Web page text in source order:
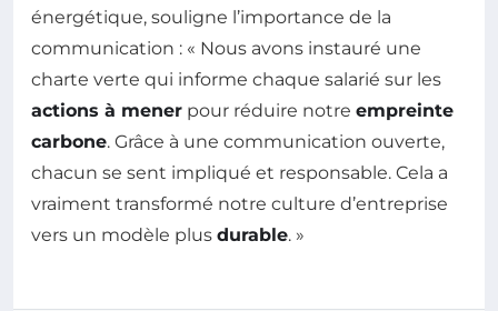
énergétique, souligne l’importance de la
communication : « Nous avons instauré une
charte verte qui informe chaque salarié sur les
actions à mener pour réduire notre empreinte
carbone. Grâce à une communication ouverte,
chacun se sent impliqué et responsable. Cela a
vraiment transformé notre culture d’entreprise
vers un modèle plus durable. »